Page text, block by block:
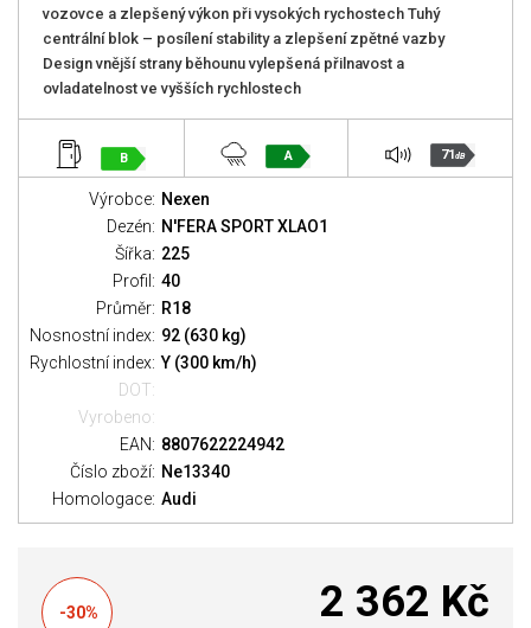
vozovce a zlepšený výkon při vysokých rychostech Tuhý
centrální blok – posílení stability a zlepšení zpětné vazby
Design vnější strany běhounu vylepšená přilnavost a
ovladatelnost ve vyšších rychlostech
B A 71dB
Výrobce: Nexen
Dezén: N'FERA SPORT XLAO1
Šířka: 225
Profil: 40
Průměr: R18
Nosnostní index: 92 (630 kg)
Rychlostní index: Y (300 km/h)
DOT:
Vyrobeno:
EAN: 8807622224942
Číslo zboží: Ne13340
Homologace: Audi
-30% 2 362 Kč